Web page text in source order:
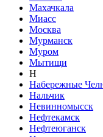
Махачкала
Миасс
Москва
Мурманск
Муром
Мытищи
Н
Набережные
Нальчик
Невинномысск
Нефтекамск
Нефтеюганск